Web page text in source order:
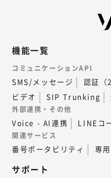
機能一覧
コミュニケーションAPI
SMS/メッセージ 認証（
ビデオ
SIP Trunking
外部連携・その他
Voice - AI連携 LINEコ
関連サービス
番号ポータビリティ 専
サポート